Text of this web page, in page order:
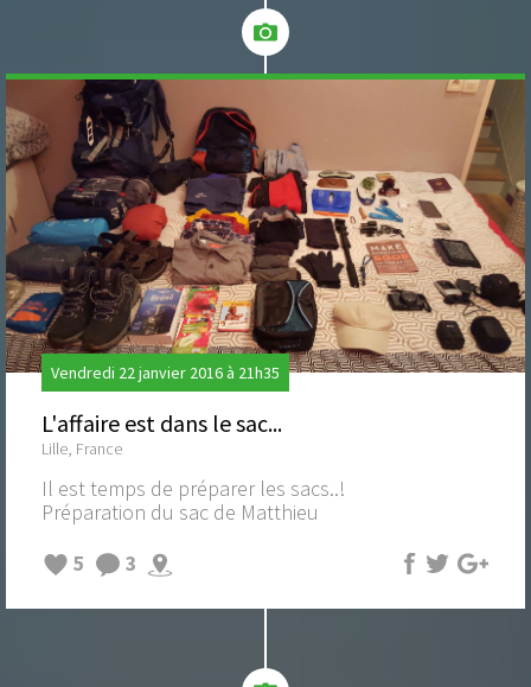
Vendredi 22 janvier 2016 à 21h35
L'affaire est dans le sac...
Lille, France
Il est temps de préparer les sacs..!
Préparation du sac de Matthieu
5
3